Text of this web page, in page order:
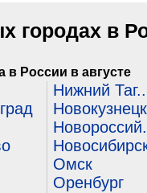
городах в
в России в августе
Нижний Таг..
Новокузнецк
Омск
Оренбург